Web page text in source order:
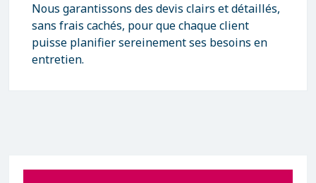
Nous garantissons des devis clairs et détaillés,
sans frais cachés, pour que chaque client
puisse planifier sereinement ses besoins en
entretien.